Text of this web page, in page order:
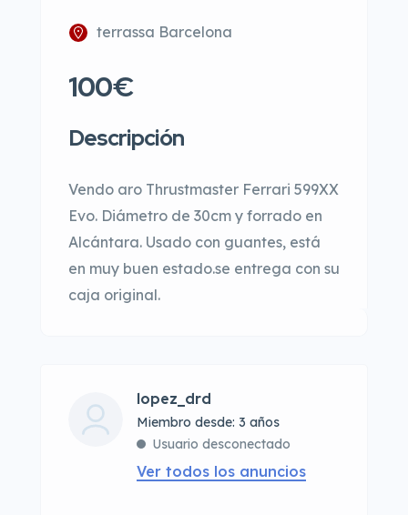
terrassa Barcelona
100€
Descripción
Vendo aro Thrustmaster Ferrari 599XX
Evo. Diámetro de 30cm y forrado en
Alcántara. Usado con guantes, está
en muy buen estado.se entrega con su
caja original.
lopez_drd
Miembro desde: 3 años
Usuario desconectado
Ver todos los anuncios